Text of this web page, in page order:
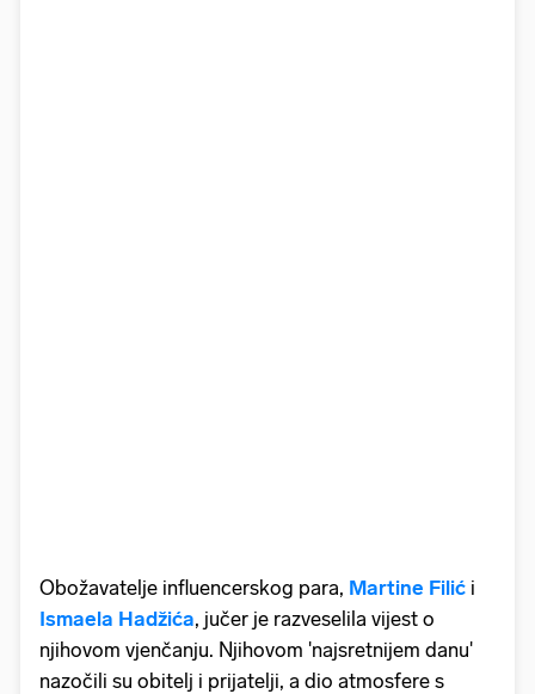
Obožavatelje influencerskog para, Martine Filić i
Ismaela Hadžića, jučer je razveselila vijest o
njihovom vjenčanju. Njihovom 'najsretnijem danu'
nazočili su obitelj i prijatelji, a dio atmosfere s